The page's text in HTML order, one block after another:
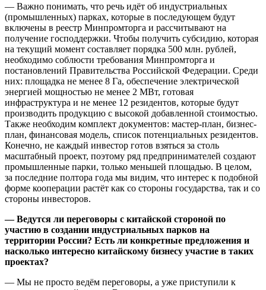
— Важно понимать, что речь идёт об индустриальных
(промышленных) парках, которые в последующем будут
включены в реестр Минпромторга и рассчитывают на
получение господдержки. Чтобы получить субсидию, которая
на текущий момент составляет порядка 500 млн. рублей,
необходимо соблюсти требования Минпромторга и
постановлений Правительства Российской Федерации. Среди
них: площадка не менее 8 Га, обеспечение электрической
энергией мощностью не менее 2 МВт, готовая
инфраструктура и не менее 12 резидентов, которые будут
производить продукцию с высокой добавленной стоимостью.
Также необходим комплект документов: мастер-план, бизнес-
план, финансовая модель, список потенциальных резидентов.
Конечно, не каждый инвестор готов взяться за столь
масштабный проект, поэтому ряд предпринимателей создают
промышленные парки, только меньшей площадью. В целом,
за последние полтора года мы видим, что интерес к подобной
форме кооперации растёт как со стороны государства, так и со
стороны инвесторов.
— Ведутся ли переговоры с китайской стороной по
участию в создании индустриальных парков на
территории России? Есть ли конкретные предложения и
насколько интересно китайскому бизнесу участие в таких
проектах?
— Мы не просто ведём переговоры, а уже приступили к